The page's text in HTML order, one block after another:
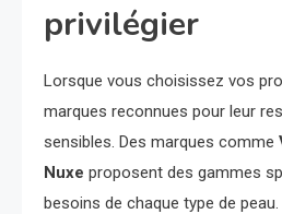
privilégier
Lorsque vous choisissez vos
marques reconnues pour leur
sensibles. Des marques comme
Nuxe proposent des gammes
besoins de chaque type de